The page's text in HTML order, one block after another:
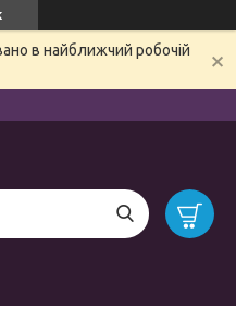
в найближчий робочій